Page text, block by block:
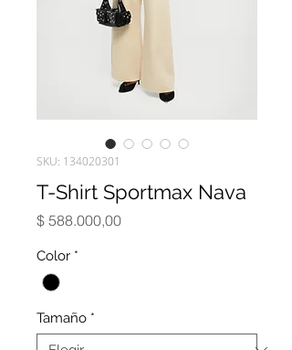
SKU: 134020301
T-Shirt Sportmax Nava
$ 588.000,00Precio
Color *
Tamaño *